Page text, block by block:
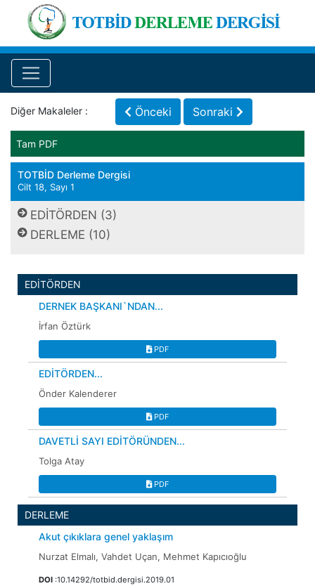
Diğer Makaleler : Önceki Sonraki
Tam PDF
TOTBİD Derleme Dergisi
Cilt 18, Sayı 1
EDİTÖRDEN (3)
DERLEME (10)
EDİTÖRDEN
DERNEK BAŞKANI`NDAN...
İrfan Öztürk
PDF
EDİTÖRDEN...
Önder Kalenderer
PDF
DAVETLİ SAYI EDİTÖRÜNDEN...
Tolga Atay
PDF
DERLEME
Akut çıkıklara genel yaklaşım
Nurzat Elmalı, Vahdet Uçan, Mehmet Kapıcıoğlu
DOI :10.14292/totbid.dergisi.2019.01